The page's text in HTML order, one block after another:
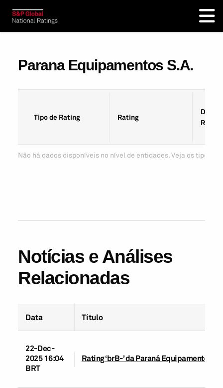
Parana Equipamentos S.A.
Tipo de Rating Rating
Data
Rating
Não há dados disponíveis no nível de entidades. Veja os tipos
Notícias e Análises
Relacionadas
Data Título
22-Dec-
2025 16:04
BRT
Rating ‘brB-’ da Paraná Equipamentos